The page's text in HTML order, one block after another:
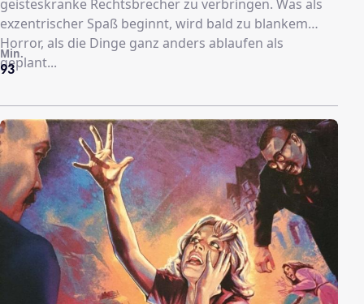
geisteskranke Rechtsbrecher zu verbringen. Was als
exzentrischer Spaß beginnt, wird bald zu blankem
Horror, als die Dinge ganz anders ablaufen als
geplant...
93
Min.